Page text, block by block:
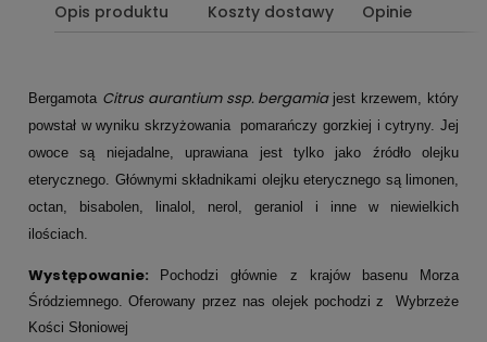
Opis produktu Koszty dostawy Opinie
Bergamota Citrus aurantium ssp. bergamia jest krzewem, który
powstał w wyniku skrzyżowania pomarańczy gorzkiej i cytryny. Jej
owoce są niejadalne, uprawiana jest tylko jako źródło olejku
eterycznego. Głównymi składnikami olejku eterycznego są limonen,
octan, bisabolen, linalol, nerol, geraniol i inne w niewielkich
ilościach.
Występowanie:
Pochodzi głównie z krajów basenu Morza
Śródziemnego. Oferowany przez nas olejek pochodzi z Wybrzeże
Kości Słoniowej